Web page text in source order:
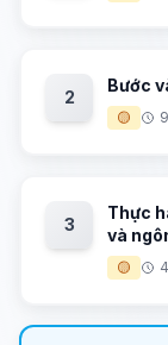
2
Bước
🟡
3
Thực
và
🟡